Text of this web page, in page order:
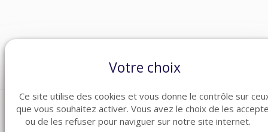
Catégories :
Votre choix
Ce site utilise des cookies et vous donne le contrôle sur
que vous souhaitez activer. Vous avez le choix de les
ou de les refuser pour naviguer sur notre site internet.